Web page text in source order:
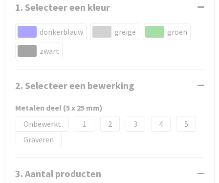
1. Selecteer een kleur
donkerblauw greige
groen
zwart
2. Selecteer een bewerking
Metalen deel (5 x 25 mm)
Onbewerkt
1 2 3 4
5
Graveren
3. Aantal producten